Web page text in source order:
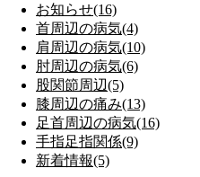
お知らせ(16)
首周辺の病気(4)
肩周辺の病気(10)
肘周辺の病気(6)
股関節周辺(5)
膝周辺の痛み(13)
足首周辺の病気(16)
手指足指関係(9)
新着情報(5)